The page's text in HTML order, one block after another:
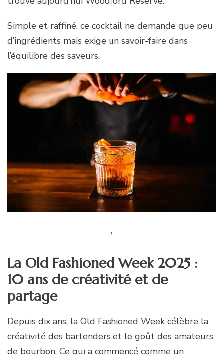
Simple et raffiné, ce cocktail ne demande que peu
d’ingrédients mais exige un savoir-faire dans
l’équilibre des saveurs.
La Old Fashioned Week 2025 :
10 ans de créativité et de
partage
Depuis dix ans, la Old Fashioned Week célèbre la
créativité des bartenders et le goût des amateurs
de bourbon. Ce qui a commencé comme un